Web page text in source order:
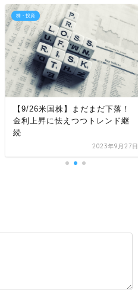
株・投資
【9/26米国株】まだまだ下落！
金利上昇に怯えつつトレンド継
続
2023年9月27日